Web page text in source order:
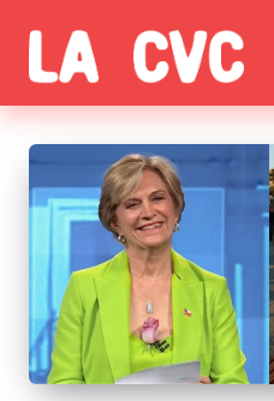
Saltar
al
contenido
C
o
p
u
c
h
a
Todas
las
noticias
farándula,
Realitys,